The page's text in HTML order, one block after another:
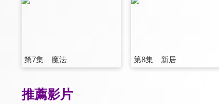
第7集 魔法 第8集 新居
推薦影片